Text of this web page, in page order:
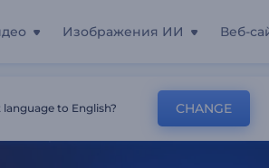
Изображения ИИ Веб-
Музыки "Минимальные Биты"
to English? CHANGE